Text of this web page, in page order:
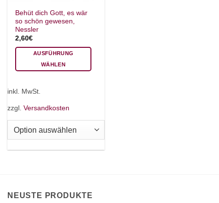
Behüt dich Gott, es wär
so schön gewesen,
Nessler
2,60€
AUSFÜHRUNG
WÄHLEN
mehrere
auf.
gewählt
inkl. MwSt.
zzgl. Versandkosten
NEUSTE PRODUKTE